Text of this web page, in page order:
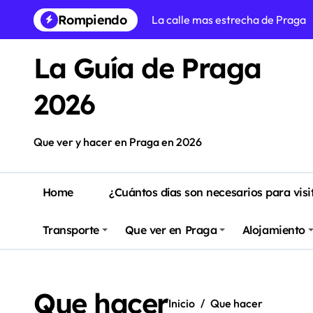
contenido
Rompiendo
La calle mas estrecha de Praga
Free tour Praga en Español
Prague Easter Markets (5 de
La Guía de Praga
2026
Que ver y hacer en Praga en 2026
Home ¿Cuántos días son necesarios para
Transporte Que ver en Praga Alojamiento
Que hacerInicio Que hacer